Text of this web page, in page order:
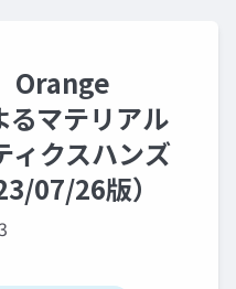
Orange
マテリアル
ィクスハンズ
07/26版）